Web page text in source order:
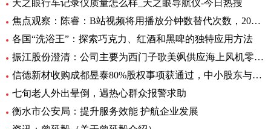
天之眼行车记录仪质量怎么样_天之眼导航仪-今日热搜
焦点观察：陈睿：B站视频将用播放分钟数替代次数，2022 年 UP 主总收入同比增加 28%
各国“洗浴王”：探索巧克力、红酒和黑啤的独特应用方法
振江股份澄清：公司主要为西门子歌美飒供应海上风机零部件-环球精选
信德新材收购成都昱泰80%股权事项获通过，中小股东与大股东存分歧
七旬老人外出晕倒，遇热心群众报警求助
衡水市公安局：提升服务效能 护航企业发展